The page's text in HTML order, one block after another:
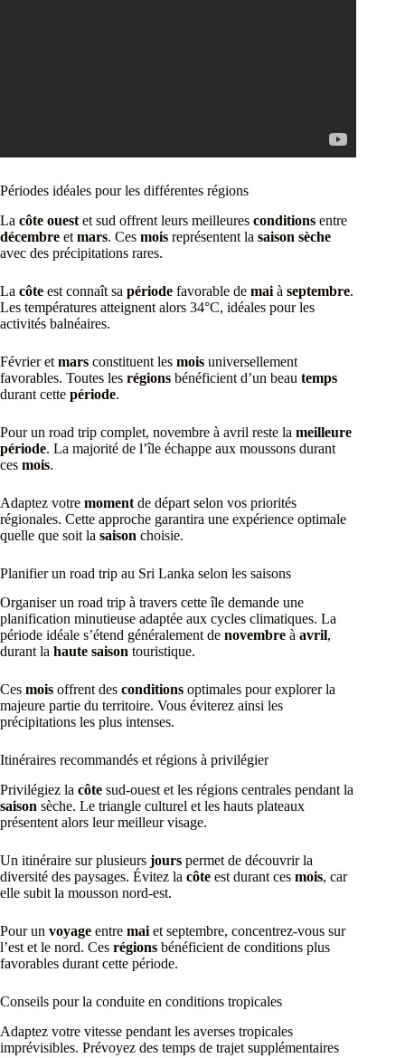
Périodes idéales pour les différentes régions
La côte ouest et sud offrent leurs meilleures conditions entre
décembre et mars. Ces mois représentent la saison sèche
avec des précipitations rares.
La côte est connaît sa période favorable de mai à septembre.
Les températures atteignent alors 34°C, idéales pour les
activités balnéaires.
Février et mars constituent les mois universellement
favorables. Toutes les régions bénéficient d’un beau temps
durant cette période.
Pour un road trip complet, novembre à avril reste la meilleure
période. La majorité de l’île échappe aux moussons durant
ces mois.
Adaptez votre moment de départ selon vos priorités
régionales. Cette approche garantira une expérience optimale
quelle que soit la saison choisie.
Planifier un road trip au Sri Lanka selon les saisons
Organiser un road trip à travers cette île demande une
planification minutieuse adaptée aux cycles climatiques. La
période idéale s’étend généralement de novembre à avril,
durant la haute saison touristique.
Ces mois offrent des conditions optimales pour explorer la
majeure partie du territoire. Vous éviterez ainsi les
précipitations les plus intenses.
Itinéraires recommandés et régions à privilégier
Privilégiez la côte sud-ouest et les régions centrales pendant la
saison sèche. Le triangle culturel et les hauts plateaux
présentent alors leur meilleur visage.
Un itinéraire sur plusieurs jours permet de découvrir la
diversité des paysages. Évitez la côte est durant ces mois, car
elle subit la mousson nord-est.
Pour un voyage entre mai et septembre, concentrez-vous sur
l’est et le nord. Ces régions bénéficient de conditions plus
favorables durant cette période.
Conseils pour la conduite en conditions tropicales
Adaptez votre vitesse pendant les averses tropicales
imprévisibles. Prévoyez des temps de trajet supplémentaires